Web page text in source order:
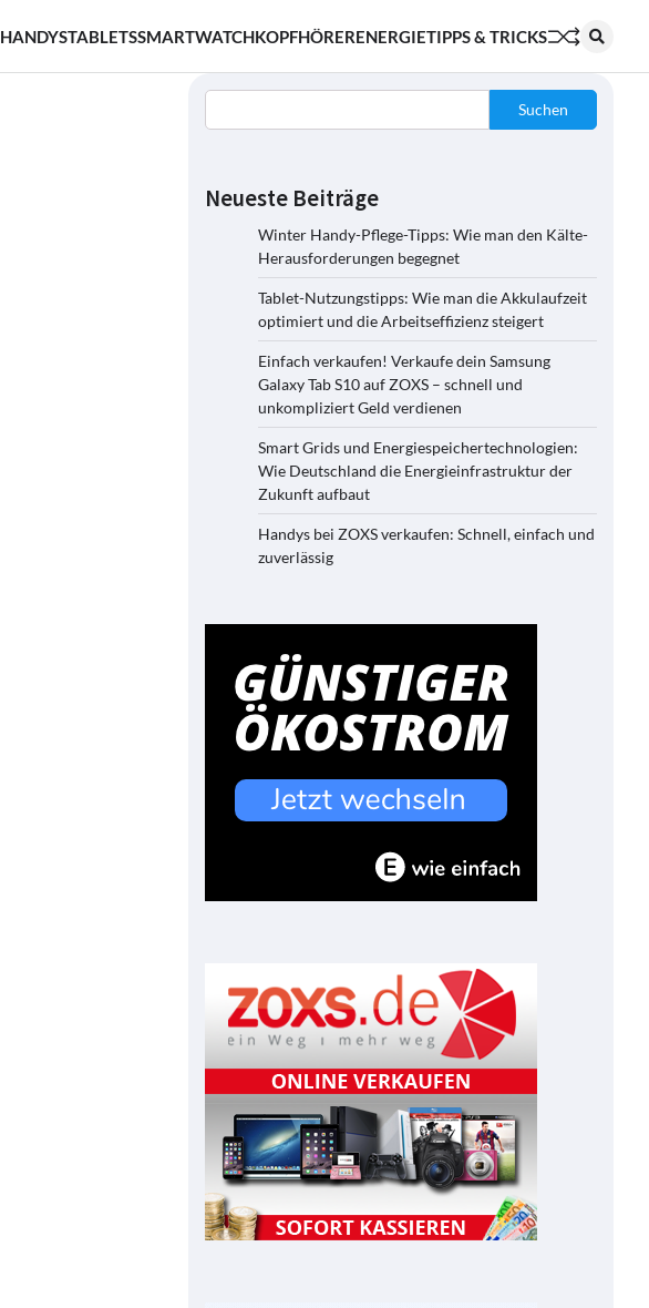
HANDYSTABLETSSMARTWATCHKOPFHÖRERENERGIETIPPS & TRICKS
Suchen
Neueste Beiträge
Winter Handy-Pflege-Tipps: Wie man den Kälte-
Herausforderungen begegnet
Tablet-Nutzungstipps: Wie man die Akkulaufzeit
optimiert und die Arbeitseffizienz steigert
Einfach verkaufen! Verkaufe dein Samsung
Galaxy Tab S10 auf ZOXS – schnell und
unkompliziert Geld verdienen
Smart Grids und Energiespeichertechnologien:
Wie Deutschland die Energieinfrastruktur der
Zukunft aufbaut
Handys bei ZOXS verkaufen: Schnell, einfach und
zuverlässig